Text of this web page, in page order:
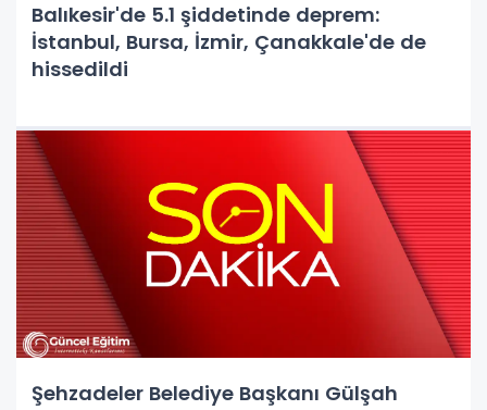
Balıkesir'de 5.1 şiddetinde deprem:
İstanbul, Bursa, İzmir, Çanakkale'de de
hissedildi
Şehzadeler Belediye Başkanı Gülşah